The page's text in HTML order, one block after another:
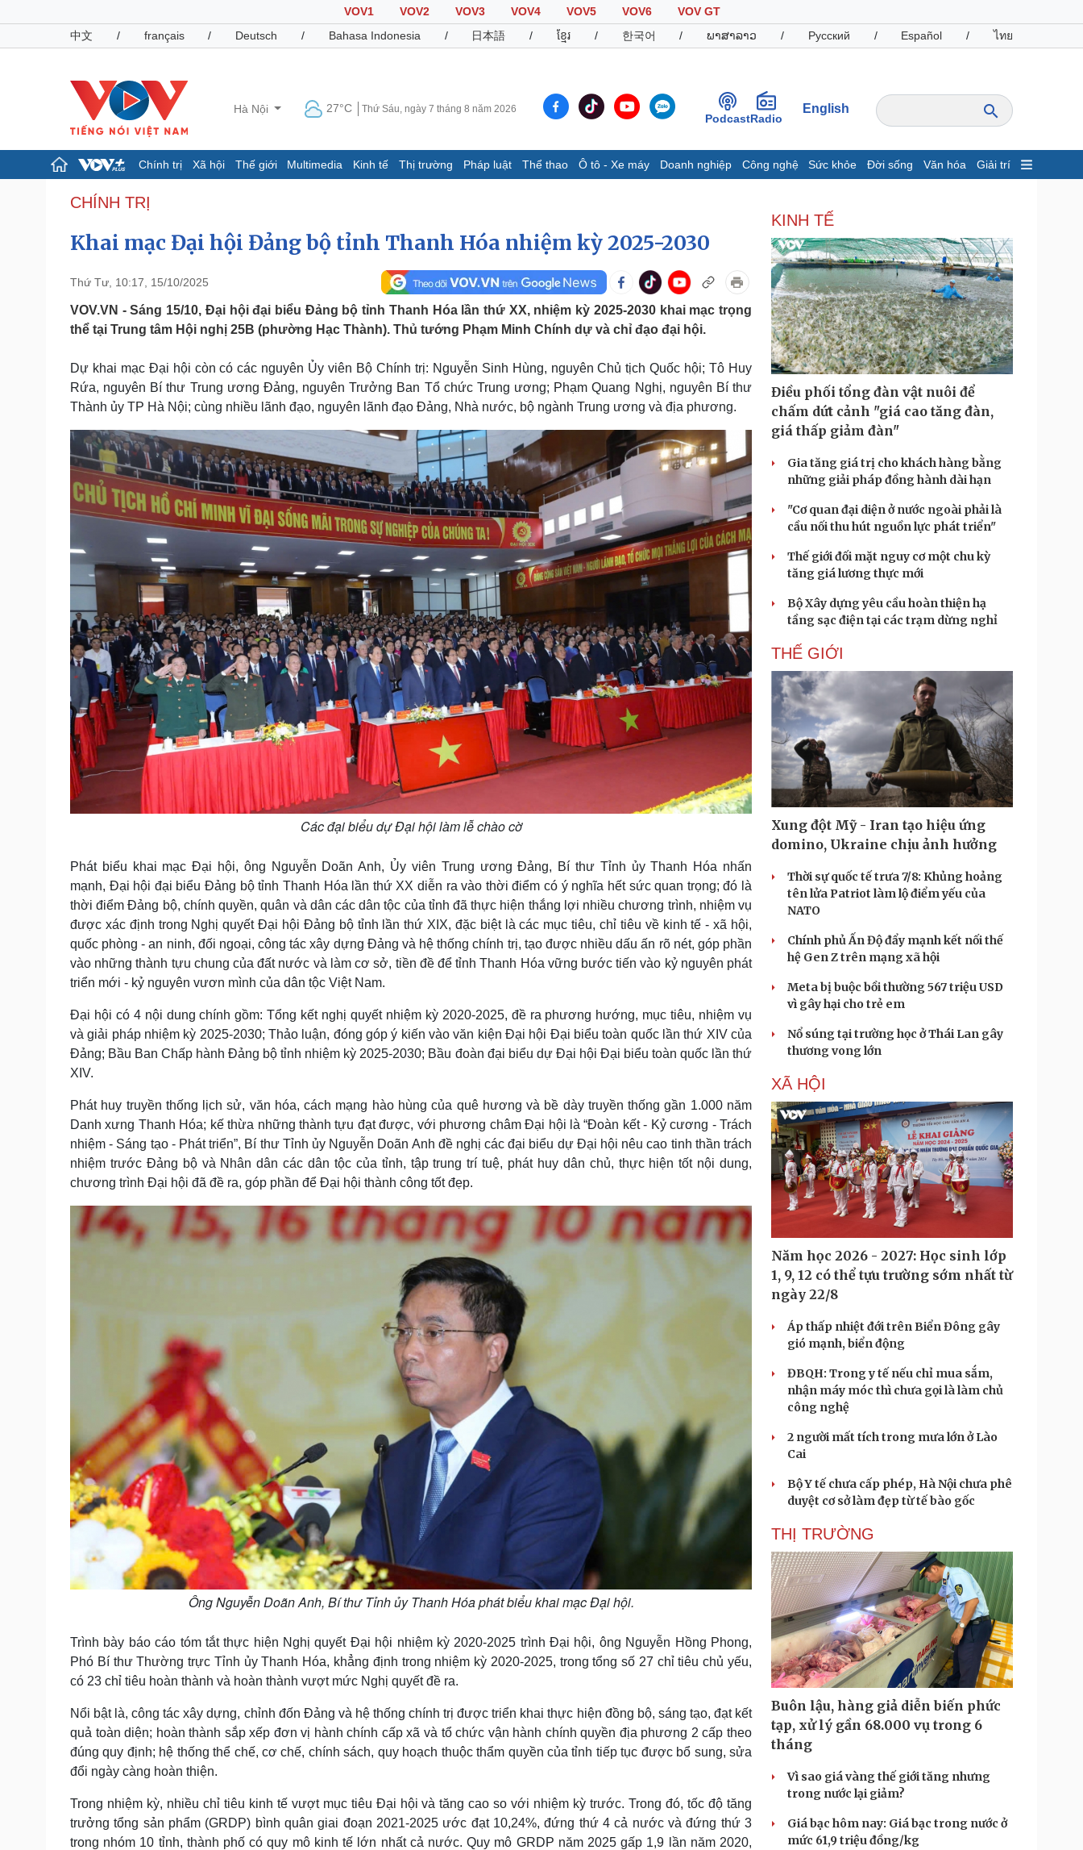
VOV1 VOV2 VOV3 VOV4 VOV5 VOV6
VOV GT
中文
/ français / Deutsch / Bahasa Indonesia / 日本語 / ខ្មែរ / 한국어 / ພາສາລາວ / Русский / Español / ไทย
Hà Nội 27°C Thứ Sáu, ngày 7 tháng 8 năm 2026
PodcastRadio
English
Chính trị Xã hội Thế giới Multimedia Kinh tế Thị trường Pháp luật Thể thao Ô tô - Xe máy Doanh nghiệp Công nghệ Sức khỏe Đời sống Văn hóa Giải trí
Chính trị
Tổ chức nhân sự
Quốc hội
Dự báo thời tiết
Giáo dục
Biển đảo
Cuộc sống đó đây
Hồ sơ
Ảnh
E-Magazine
Infographic
Bất động sản
Khởi nghiệp
Tiêu dùng
Tỷ giá
Chứng khoán
Giá cà phê
Pháp luật
Tin nóng
Tư vấn luật
Quân sự - Quốc phòng
Việt Nam
Phân tích
Thể thao
Lịch thi đấu bóng đá
Thế giới thể thao
eSports
Ô tô - Xe máy
Xe máy
Tư vấn
Doanh nghiệp
Thông tin doanh nghiệp
Doanh nghiệp 24h
Doanh nhân
Vì cộng đồng
Công nghệ
Sành điệu
Tin Công nghệ
Trải nghiệm
Chuyển đổi số
Sức khỏe
Dinh dưỡng - món ngon
Cây thuốc
Sản phụ khoa
Nhi khoa
Làm đẹp - giảm cân
Phòng mạch online
Ăn sạch sống khỏe
Đời sống
Nhà đẹp
Blog
Tình yêu - Gia đình
Văn hóa
Sân khấu - Điện ảnh
Văn học
Âm nhạc
Di sản
Nghệ sĩ
Thời trang
Sao Việt
Du lịch
Tư vấn
check-in
Câu chuyện thời sự
Đọc truyện đêm khuya
Cửa sổ tình yêu
Kể chuyện cho bé
Cải chính
CHÍNH TRỊ
Khai mạc Đại hội Đảng bộ tỉnh Thanh Hóa nhiệm kỳ 2025-2030
Thứ Tư, 10:17, 15/10/2025
VOV.VN - Sáng 15/10, Đại hội đại biểu Đảng bộ tỉnh Thanh Hóa lần thứ XX, nhiệm kỳ 2025-2030 khai mạc trọng
thể tại Trung tâm Hội nghị 25B (phường Hạc Thành). Thủ tướng Phạm Minh Chính dự và chỉ đạo đại hội.
Dự khai mạc Đại hội còn có các nguyên Ủy viên Bộ Chính trị: Nguyễn Sinh Hùng, nguyên Chủ tịch Quốc hội; Tô Huy
Rứa, nguyên Bí thư Trung ương Đảng, nguyên Trưởng Ban Tổ chức Trung ương; Phạm Quang Nghị, nguyên Bí thư
Thành ủy TP Hà Nội; cùng nhiều lãnh đạo, nguyên lãnh đạo Đảng, Nhà nước, bộ ngành Trung ương và địa phương.
Các đại biểu dự Đại hội làm lễ chào cờ
Phát biểu khai mạc Đại hội, ông Nguyễn Doãn Anh, Ủy viên Trung ương Đảng, Bí thư Tỉnh ủy Thanh Hóa nhấn
mạnh, Đại hội đại biểu Đảng bộ tỉnh Thanh Hóa lần thứ XX diễn ra vào thời điểm có ý nghĩa hết sức quan trọng; đó là
thời điểm Đảng bộ, chính quyền, quân và dân các dân tộc của tỉnh đã thực hiện thắng lợi nhiều chương trình, nhiệm vụ
được xác định trong Nghị quyết Đại hội Đảng bộ tỉnh lần thứ XIX, đặc biệt là các mục tiêu, chỉ tiêu về kinh tế - xã hội,
quốc phòng - an ninh, đối ngoại, công tác xây dựng Đảng và hệ thống chính trị, tạo được nhiều dấu ấn rõ nét, góp phần
vào những thành tựu chung của đất nước và làm cơ sở, tiền đề để tỉnh Thanh Hóa vững bước tiến vào kỷ nguyên phát
triển mới - kỷ nguyên vươn mình của dân tộc Việt Nam.
Đại hội có 4 nội dung chính gồm: Tổng kết nghị quyết nhiệm kỳ 2020-2025, đề ra phương hướng, mục tiêu, nhiệm vụ
và giải pháp nhiệm kỳ 2025-2030; Thảo luận, đóng góp ý kiến vào văn kiện Đại hội Đại biểu toàn quốc lần thứ XIV của
Đảng; Bầu Ban Chấp hành Đảng bộ tỉnh nhiệm kỳ 2025-2030; Bầu đoàn đại biểu dự Đại hội Đại biểu toàn quốc lần thứ
XIV.
Phát huy truyền thống lịch sử, văn hóa, cách mạng hào hùng của quê hương và bề dày truyền thống gần 1.000 năm
Danh xưng Thanh Hóa; kế thừa những thành tựu đạt được, với phương châm Đại hội là “Đoàn kết - Kỷ cương - Trách
nhiệm - Sáng tạo - Phát triển”, Bí thư Tỉnh ủy Nguyễn Doãn Anh đề nghị các đại biểu dự Đại hội nêu cao tinh thần trách
nhiệm trước Đảng bộ và Nhân dân các dân tộc của tỉnh, tập trung trí tuệ, phát huy dân chủ, thực hiện tốt nội dung,
chương trình Đại hội đã đề ra, góp phần để Đại hội thành công tốt đẹp.
Ông Nguyễn Doãn Anh, Bí thư Tỉnh ủy Thanh Hóa phát biểu khai mạc Đại hội.
Trình bày báo cáo tóm tắt thực hiện Nghị quyết Đại hội nhiệm kỳ 2020-2025 trình Đại hội, ông Nguyễn Hồng Phong,
Phó Bí thư Thường trực Tỉnh ủy Thanh Hóa, khẳng định trong nhiệm kỳ 2020-2025, trong tổng số 27 chỉ tiêu chủ yếu,
có 23 chỉ tiêu hoàn thành và hoàn thành vượt mức Nghị quyết đề ra.
Nổi bật là, công tác xây dựng, chỉnh đốn Đảng và hệ thống chính trị được triển khai thực hiện đồng bộ, sáng tạo, đạt kết
quả toàn diện; hoàn thành sắp xếp đơn vị hành chính cấp xã và tổ chức vận hành chính quyền địa phương 2 cấp theo
đúng quy định; hệ thống thể chế, cơ chế, chính sách, quy hoạch thuộc thẩm quyền của tỉnh tiếp tục được bổ sung, sửa
đổi ngày càng hoàn thiện.
Trong nhiệm kỳ, nhiều chỉ tiêu kinh tế vượt mục tiêu Đại hội và tăng cao so với nhiệm kỳ trước. Trong đó, tốc độ tăng
trưởng tổng sản phẩm (GRDP) bình quân giai đoạn 2021-2025 ước đạt 10,24%, đứng thứ 4 cả nước và đứng thứ 3
trong nhóm 10 tỉnh, thành phố có quy mô kinh tế lớn nhất cả nước. Quy mô GRDP năm 2025 gấp 1,9 lần năm 2020,
KINH TẾ
Điều phối tổng đàn vật nuôi để
chấm dứt cảnh "giá cao tăng đàn,
giá thấp giảm đàn"
Gia tăng giá trị cho khách hàng bằng
những giải pháp đồng hành dài hạn
"Cơ quan đại diện ở nước ngoài phải là
cầu nối thu hút nguồn lực phát triển"
Thế giới đối mặt nguy cơ một chu kỳ
tăng giá lương thực mới
Bộ Xây dựng yêu cầu hoàn thiện hạ
tầng sạc điện tại các trạm dừng nghỉ
THẾ GIỚI
Xung đột Mỹ - Iran tạo hiệu ứng
domino, Ukraine chịu ảnh hưởng
Thời sự quốc tế trưa 7/8: Khủng hoảng
tên lửa Patriot làm lộ điểm yếu của
NATO
Chính phủ Ấn Độ đẩy mạnh kết nối thế
hệ Gen Z trên mạng xã hội
Meta bị buộc bồi thường 567 triệu USD
vì gây hại cho trẻ em
Nổ súng tại trường học ở Thái Lan gây
thương vong lớn
XÃ HỘI
Năm học 2026 - 2027: Học sinh lớp
1, 9, 12 có thể tựu trường sớm nhất từ
ngày 22/8
Áp thấp nhiệt đới trên Biển Đông gây
gió mạnh, biển động
ĐBQH: Trong y tế nếu chỉ mua sắm,
nhận máy móc thì chưa gọi là làm chủ
công nghệ
2 người mất tích trong mưa lớn ở Lào
Cai
Bộ Y tế chưa cấp phép, Hà Nội chưa phê
duyệt cơ sở làm đẹp từ tế bào gốc
THỊ TRƯỜNG
Buôn lậu, hàng giả diễn biến phức
tạp, xử lý gần 68.000 vụ trong 6
tháng
Vì sao giá vàng thế giới tăng nhưng
trong nước lại giảm?
Giá bạc hôm nay: Giá bạc trong nước ở
mức 61,9 triệu đồng/kg